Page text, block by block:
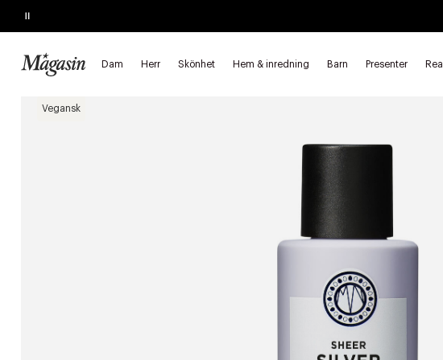
Pause
Dam Herr Skönhet Hem & inredning Barn Presenter Rea
KÖP 2, SPARA 20%
Startsida Skönhet Hår Hårvård Balsam
Vegansk